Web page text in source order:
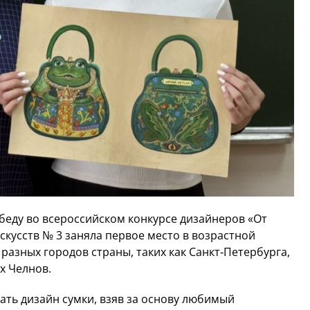
во всероссийском конкурсе дизайнеров «От
№ 3 заняла первое место в возрастной
городов страны, таких как Санкт‑Петербурга,
Челнов.
дизайн сумки, взяв за основу любимый